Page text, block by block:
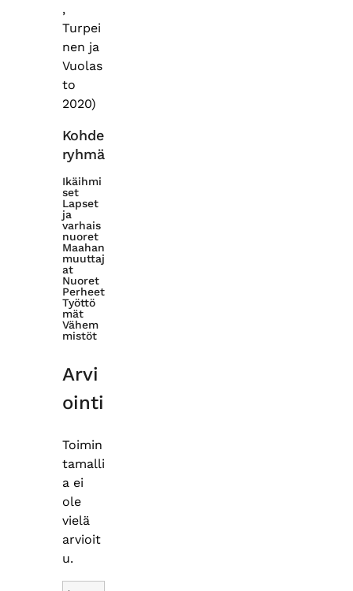
,
Turpei
nen ja
Vuolas
to
2020)
Kohde
ryhmä
Ikäihmi
set
Lapset
ja
varhais
nuoret
Maahan
muuttaj
at
Nuoret
Perheet
Työttö
mät
Vähem
mistöt
Arvi
ointi
Toimin
tamalli
a ei
ole
vielä
arvioit
u.